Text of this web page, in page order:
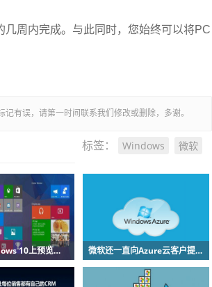
周内完成。与此同时，您始终可以将PC
有误，请第一时间联系我们修改或删除，多谢。
标签： Windows 微软
微软在Windows 10上预览节省空间的OneDrive功能 微软还一直向Azure云客户提供在GPU加速的虚拟机上运行其应用程序的选项